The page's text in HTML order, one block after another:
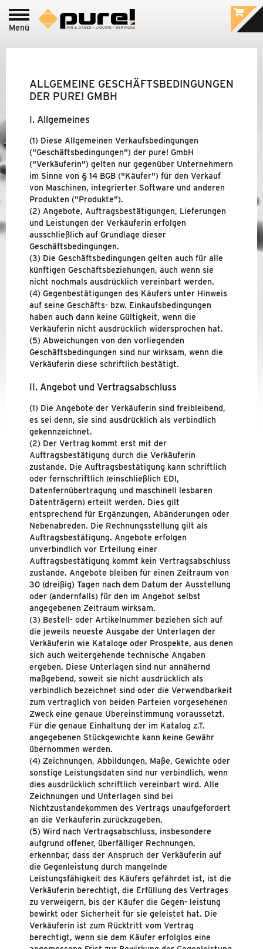
GASAUFBEREITUNG
MARKEN
UNTERNEHMEN
NEUIGKEITEN
KONTAKT & DOWNLOADS
Menü
ALLGEMEINE GESCHÄFTSBEDINGUNGEN
DER PURE! GMBH
I. Allgemeines
(1) Diese Allgemeinen Verkaufsbedingungen
("Geschäftsbedingungen") der pure! GmbH
("Verkäuferin") gelten nur gegenüber Unternehmern
im Sinne von § 14 BGB ("Käufer") für den Verkauf
von Maschinen, integrierter Software und anderen
Produkten ("Produkte").
(2) Angebote, Auftragsbestätigungen, Lieferungen
und Leistungen der Verkäuferin erfolgen
ausschließlich auf Grundlage dieser
Geschäftsbedingungen.
(3) Die Geschäftsbedingungen gelten auch für alle
künftigen Geschäftsbeziehungen, auch wenn sie
nicht nochmals ausdrücklich vereinbart werden.
(4) Gegenbestätigungen des Käufers unter Hinweis
auf seine Geschäfts- bzw. Einkaufsbedingungen
haben auch dann keine Gültigkeit, wenn die
Verkäuferin nicht ausdrücklich widersprochen hat.
(5) Abweichungen von den vorliegenden
Geschäftsbedingungen sind nur wirksam, wenn die
Verkäuferin diese schriftlich bestätigt.
II. Angebot und Vertragsabschluss
(1) Die Angebote der Verkäuferin sind freibleibend,
es sei denn, sie sind ausdrücklich als verbindlich
gekennzeichnet.
(2) Der Vertrag kommt erst mit der
Auftragsbestätigung durch die Verkäuferin
zustande. Die Auftragsbestätigung kann schriftlich
oder fernschriftlich (einschließlich EDI,
Datenfernübertragung und maschinell lesbaren
Datenträgern) erteilt werden. Dies gilt
entsprechend für Ergänzungen, Abänderungen oder
Nebenabreden. Die Rechnungsstellung gilt als
Auftragsbestätigung. Angebote erfolgen
unverbindlich vor Erteilung einer
Auftragsbestätigung kommt kein Vertragsabschluss
zustande. Angebote bleiben für einen Zeitraum von
30 (dreißig) Tagen nach dem Datum der Ausstellung
oder (andernfalls) für den im Angebot selbst
angegebenen Zeitraum wirksam.
(3) Bestell- oder Artikelnummer beziehen sich auf
die jeweils neueste Ausgabe der Unterlagen der
Verkäuferin wie Kataloge oder Prospekte, aus denen
sich auch weitergehende technische Angaben
ergeben. Diese Unterlagen sind nur annähernd
maßgebend, soweit sie nicht ausdrücklich als
verbindlich bezeichnet sind oder die Verwendbarkeit
zum vertraglich von beiden Parteien vorgesehenen
Zweck eine genaue Übereinstimmung voraussetzt.
Für die genaue Einhaltung der im Katalog z.T.
angegebenen Stückgewichte kann keine Gewähr
übernommen werden.
(4) Zeichnungen, Abbildungen, Maße, Gewichte oder
sonstige Leistungsdaten sind nur verbindlich, wenn
dies ausdrücklich schriftlich vereinbart wird. Alle
Zeichnungen und Unterlagen sind bei
Nichtzustandekommen des Vertrags unaufgefordert
an die Verkäuferin zurückzugeben.
(5) Wird nach Vertragsabschluss, insbesondere
aufgrund offener, überfälliger Rechnungen,
erkennbar, dass der Anspruch der Verkäuferin auf
die Gegenleistung durch mangelnde
Leistungsfähigkeit des Käufers gefährdet ist, ist die
Verkäuferin berechtigt, die Erfüllung des Vertrages
zu verweigern, bis der Käufer die Gegen- leistung
bewirkt oder Sicherheit für sie geleistet hat. Die
Verkäuferin ist zum Rücktritt vom Vertrag
berechtigt, wenn sie dem Käufer erfolglos eine